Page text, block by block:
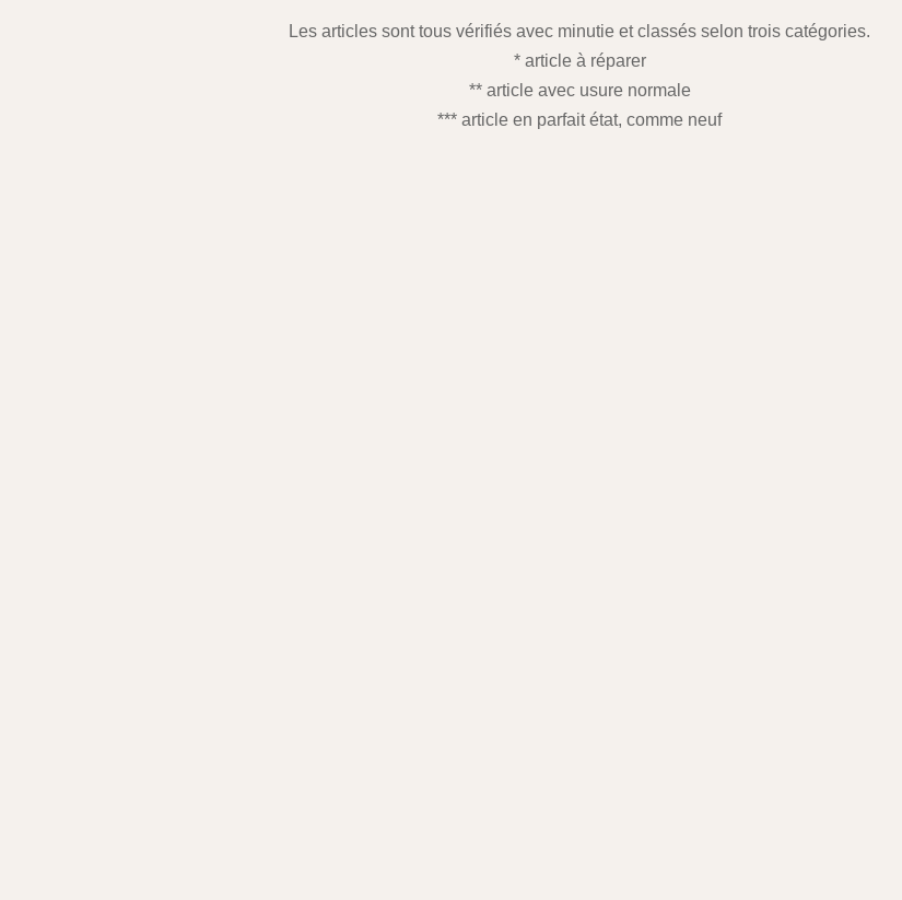
Les articles sont tous vérifiés avec minutie et classés selon trois catégories.
* article à réparer
** article avec usure normale
*** article en parfait état, comme neuf